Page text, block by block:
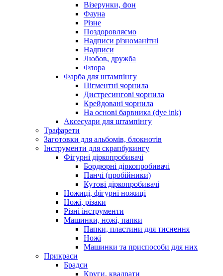
Візерунки, фон
Фауна
Різне
Поздоровляємо
Надписи різноманітні
Надписи
Любов, дружба
Флора
Фарба для штампінгу
Пігментні чорнила
Дистресингові чорнила
Крейдовані чорнила
На основі барвника (dye ink)
Аксесуари для штампінгу
Трафарети
Заготовки для альбомів, блокнотів
Інструменти для скрапбукингу
Фігурні діркопробивачі
Бордюрні діркопробивачі
Панчі (пробійники)
Кутові діркопробивачі
Ножиці, фігурні ножиці
Ножі, різаки
Різні інструменти
Машинки, ножі, папки
Папки, пластини для тиснення
Ножі
Машинки та приспособи для них
Прикраси
Брадси
Круги, квадрати